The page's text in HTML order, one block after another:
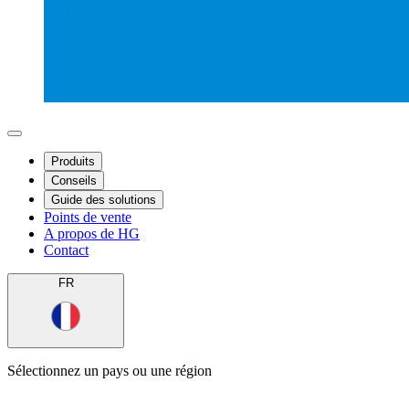
Produits
Conseils
Guide des solutions
Points de vente
A propos de HG
Contact
FR
Sélectionnez un pays ou une région